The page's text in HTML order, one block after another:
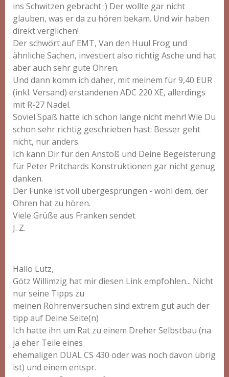
ins Schwitzen gebracht :) Der wollte gar nicht
glauben, was er da zu hören bekam. Und wir haben
direkt verglichen!
Der schwört auf EMT, Van den Huul Frog und
ähnliche Sachen, investiert also richtig Asche und hat
aber auch sehr gute Ohren.
Und dann komm ich daher, mit meinem für 9,40 EUR
(inkl. Versand) erstandenen ADC 220 XE, allerdings
mit R-27 Nadel.
Soviel Spaß hatte ich schon lange nicht mehr! Wie Du
schon sehr richtig geschrieben hast: Besser geht
nicht, nur anders.
Ich kann Dir für den Anstoß und Deine Begeisterung
für Peter Pritchards Konstruktionen gar nicht genug
danken.
Der Funke ist voll übergesprungen - wohl dem, der
Ohren hat zu hören.
Viele Grüße aus Franken sendet
J. Z.
Hallo Lutz,
Götz Willimzig hat mir diesen Link empfohlen... Nicht
nur seine Tipps zu
meinen Röhrenversuchen sind extrem gut auch der
tipp auf Deine Seite(n)
Ich hatte ihn um Rat zu einem Dreher Selbstbau (na
ja eher Teile eines
ehemaligen DUAL CS 430 oder was noch davon übrig
ist) und einem entspr.